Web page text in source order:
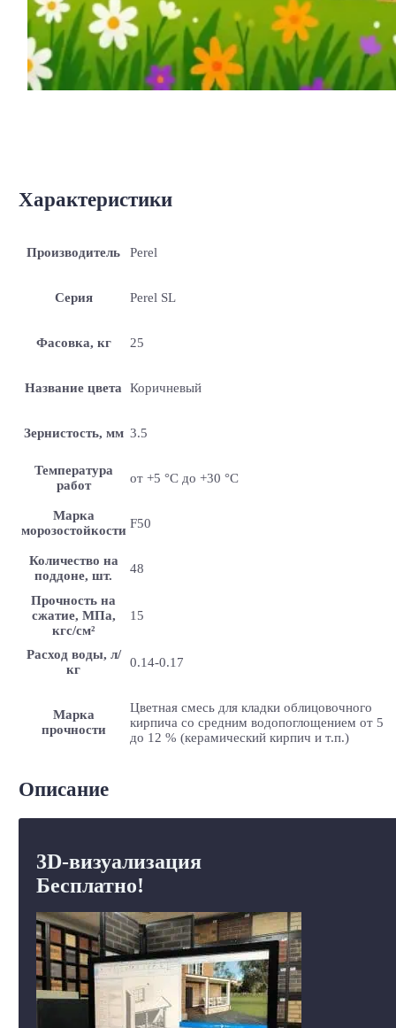
Характеристики
Производитель Perel
Серия Perel SL
Фасовка, кг 25
Название цвета Коричневый
Зернистость, мм 3.5
Температура
работ
от +5 °С до +30 °С
Марка
морозостойкости F50
Количество на
поддоне, шт.
48
Прочность на
сжатие, МПа,
кгс/см²
15
Расход воды, л/
кг
0.14-0.17
Марка
прочности
Цветная смесь для кладки облицовочного
кирпича со средним водопоглощением от 5
до 12 % (керамический кирпич и т.п.)
Описание
3D-визуализация
Бесплатно!